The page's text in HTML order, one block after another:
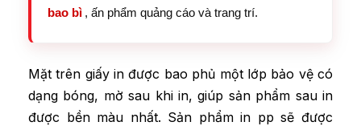
bao bì , ấn phẩm quảng cáo và trang trí.
Mặt trên giấy in được bao phủ một lớp bảo vệ có
dạng bóng, mờ sau khi in, giúp sản phẩm sau in
được bền màu nhất. Sản phẩm in pp sẽ được